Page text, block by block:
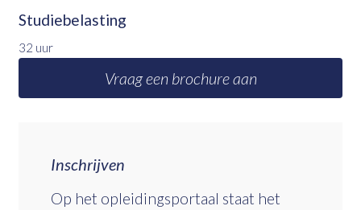
Studiebelasting
32 uur
Vraag een brochure aan
Inschrijven
Op het opleidingsportaal staat het